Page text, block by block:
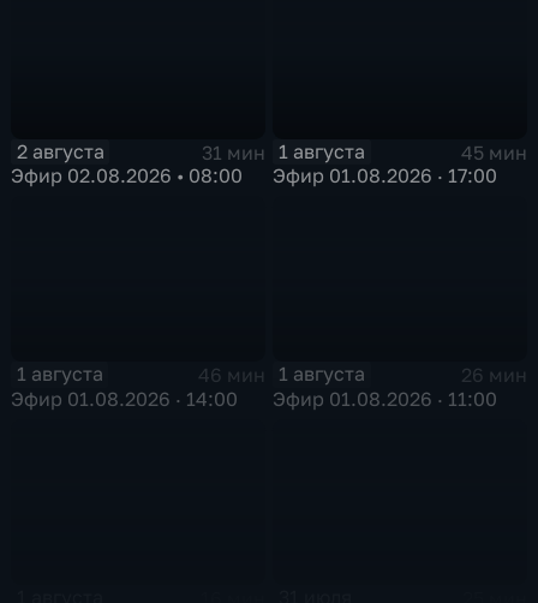
2 августа
31 мин
Эфир 02.08.2026 • 08:00
1 августа
45 мин
Эфир 01.08.2026 · 17:00
1 августа
46 мин
Эфир 01.08.2026 · 14:00
1 августа
26 мин
Эфир 01.08.2026 · 11:00